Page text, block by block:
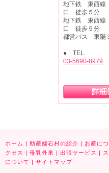
地下鉄 東西線
口 徒歩５分
地下鉄 東西線
口 徒歩５分
都営バス 東陽
● TEL
03-5690-8979
ホーム | 助産婦石村の紹介 | お産に
クセス
| 母乳外来 | 出張サービス |
について | サイトマップ